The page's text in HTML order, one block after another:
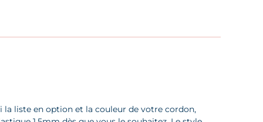
la liste en option et la couleur de votre cordon,